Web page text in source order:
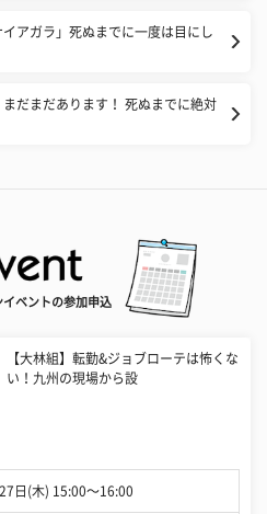
アガラ」死ぬまでに一度は目にし
まだまだあります！ 死ぬまでに絶対
イベントの参加申込
【大林組】転勤&ジョブローテは怖くな
い！九州の現場から設
日(木) 15:00〜16:00